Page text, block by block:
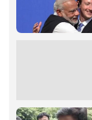
ताजा खबरें